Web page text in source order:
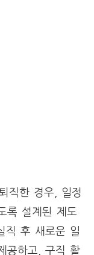
직한 경우, 일정
록 설계된 제도
직 후 새로운 일
공하고, 구직 활